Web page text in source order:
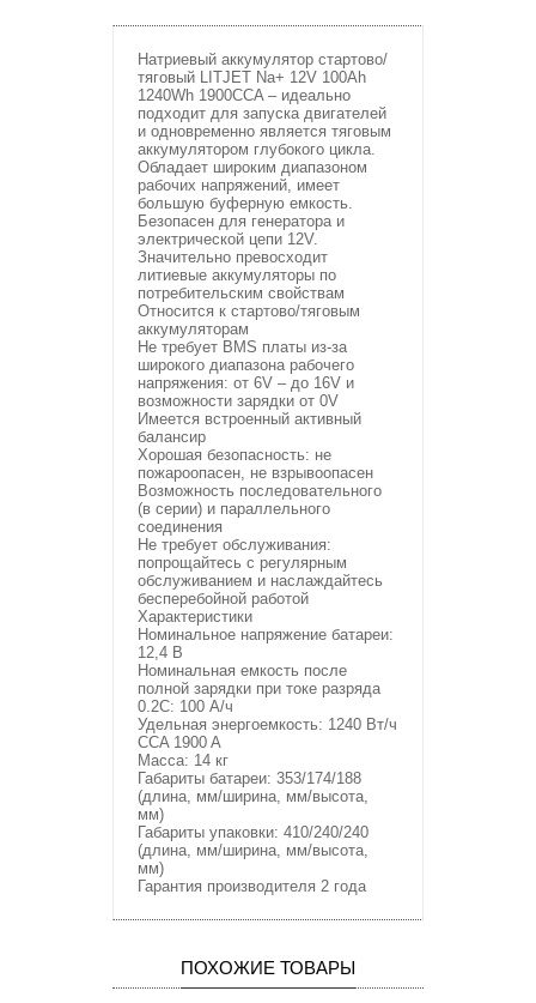
Натриевый аккумулятор стартово/
тяговый LITJET Na+ 12V 100Ah
1240Wh 1900CCA – идеально
подходит для запуска двигателей
и одновременно является тяговым
аккумулятором глубокого цикла.
Обладает широким диапазоном
рабочих напряжений, имеет
большую буферную емкость.
Безопасен для генератора и
электрической цепи 12V.
Значительно превосходит
литиевые аккумуляторы по
потребительским свойствам
Относится к стартово/тяговым
аккумуляторам
Не требует BMS платы из-за
широкого диапазона рабочего
напряжения: от 6V – до 16V и
возможности зарядки от 0V
Имеется встроенный активный
балансир
Хорошая безопасность: не
пожароопасен, не взрывоопасен
Возможность последовательного
(в серии) и параллельного
соединения
Не требует обслуживания:
попрощайтесь с регулярным
обслуживанием и наслаждайтесь
бесперебойной работой
Характеристики
Номинальное напряжение батареи:
12,4 В
Номинальная емкость после
полной зарядки при токе разряда
0.2С: 100 А/ч
Удельная энергоемкость: 1240 Вт/ч
CCA 1900 A
Масса: 14 кг
Габариты батареи: 353/174/188
(длина, мм/ширина, мм/высота,
мм)
Габариты упаковки: 410/240/240
(длина, мм/ширина, мм/высота,
мм)
Гарантия производителя 2 года
ПОХОЖИЕ ТОВАРЫ